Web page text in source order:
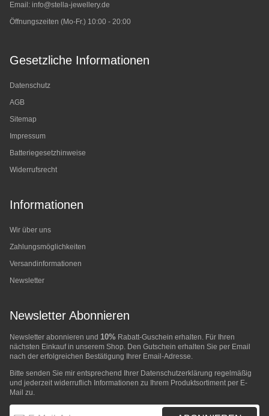
Email: info@stella-jewellery.de
Öffnungszeiten (Mo-Fr.) 10:00 - 20:00
Gesetzliche Informationen
Datenschutz
AGB
Sitemap
Impressum
Batteriegesetzhinweise
Widerrufsrecht
Informationen
Wir über uns
Zahlungsmöglichkeiten
Versandinformationen
Newsletter
Newsletter Abonnieren
Newsletter abonnieren und 10% Rabatt-Guschein erhalten. Für Ihren
nächsten Einkauf in unserem Shop. Den Gutschein erhalten Sie per Email
nach der erfolgreichen Bestätigung Ihrer Email-Adresse.
Bitte senden Sie mir entsprechend Ihrer Datenschutzerklärung regelmäßig
und jederzeit widerruflich Informationen zu Ihrem Produktsortiment per E-
Mail zu.